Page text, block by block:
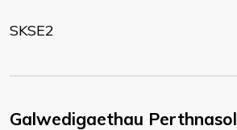
SKSE2
Galwedigaethau Perthnasol